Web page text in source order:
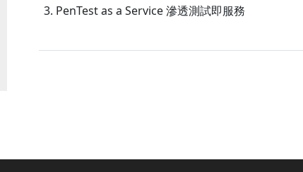
3. PenTest as a Service 滲透測試即服務